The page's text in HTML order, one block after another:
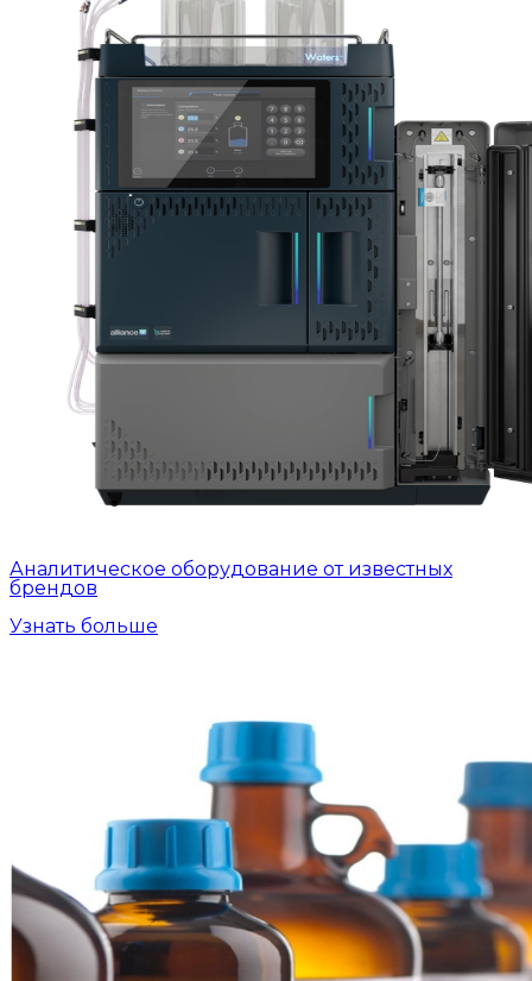
Аналитическое оборудование от известных
брендов
Узнать больше